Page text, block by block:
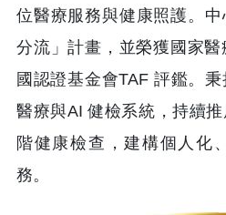
位醫療服務與健康照護。
分流」計畫，並榮獲國家
國認證基金會TAF 評鑑。
醫療與AI 健檢系統，持續
階健康檢查，建構個人化
務。